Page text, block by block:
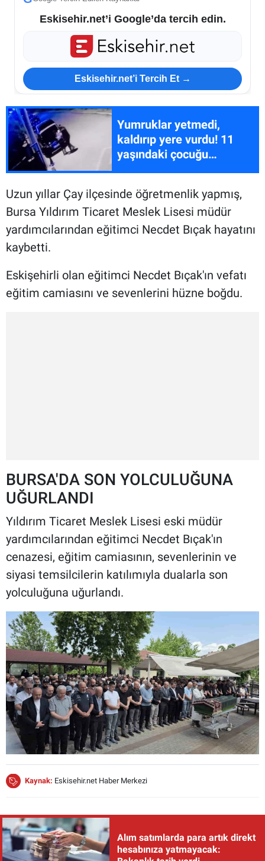
Eskisehir.net’i Google’da tercih edin.
Eskisehir.net’i Tercih Et →
Yumruklar yetmedi,
kaldırıp yere vurdu! 11
yaşındaki çocuğu
Uzun yıllar Çay ilçesinde öğretmenlik yapmış,
Bursa Yıldırım Ticaret Meslek Lisesi müdür
yardımcılarından eğitimci Necdet Bıçak hayatını
kaybetti.
Eskişehirli olan eğitimci Necdet Bıçak'ın vefatı
eğitim camiasını ve sevenlerini hüzne boğdu.
BURSA'DA SON YOLCULUĞUNA
UĞURLANDI
Yıldırım Ticaret Meslek Lisesi eski müdür
yardımcılarından eğitimci Necdet Bıçak'ın
cenazesi, eğitim camiasının, sevenlerinin ve
siyasi temsilcilerin katılımıyla dualarla son
yolculuğuna uğurlandı.
Kaynak: Eskisehir.net Haber Merkezi
Alım satımlarda para artık direkt
hesabınıza yatmayacak: